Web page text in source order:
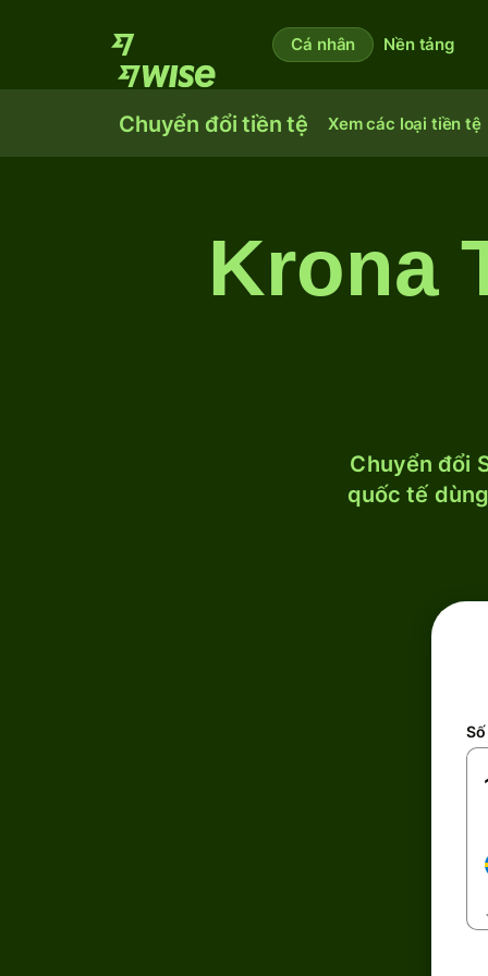
Cá nhân Nền tảng
Chuyển đổi tiền tệ Xem các loại tiền tệ
Krona
Chuyển đổi
quốc tế